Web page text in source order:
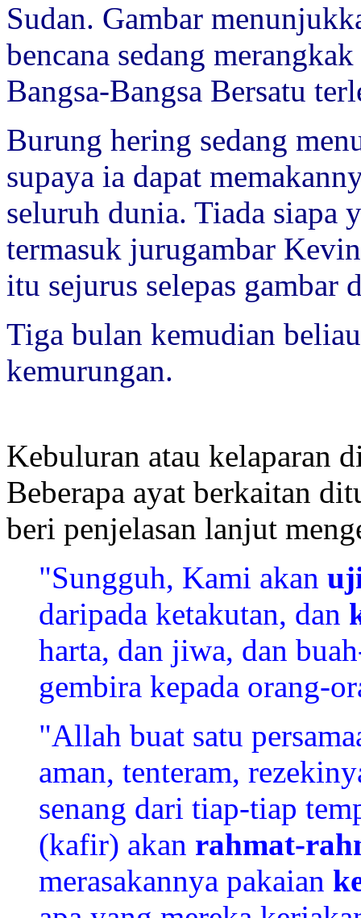
Sudan. Gambar
bencana sedang
Bangsa-Bangsa Bersatu
Burung hering sedang
supaya ia dapat
seluruh dunia. Tiada siapa
termasuk jurugambar
itu sejurus selepas gambar
Tiga bulan kemudian
kemurungan.
Kebuluran atau kelaparan
Beberapa ayat berkaitan
beri penjelasan lanjut
"Sungguh, Kami akan
daripada ketakutan, dan
harta, dan jiwa, dan
gembira kepada orang-
"Allah buat satu
aman, tenteram,
senang dari tiap-tiap
(kafir) akan rahmat-
merasakannya pakaian